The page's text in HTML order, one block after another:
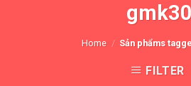
gmk30
Home / Sản phẩms
FILTER